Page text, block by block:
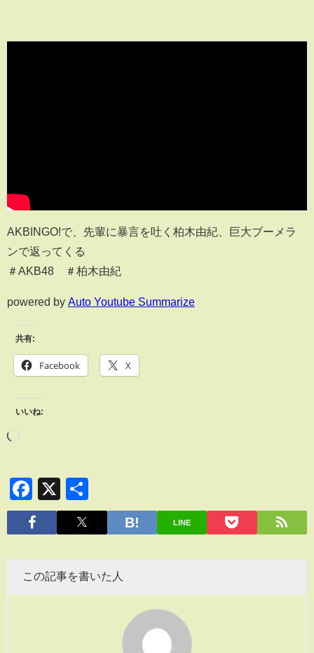
AKBINGO!で、先輩に暴言を吐く柏木由紀、巨大ブーメラ
ンで返ってくる
＃AKB48 ＃柏木由紀
powered by Auto Youtube Summarize
共有:
Facebook X
いいね:
Facebook
X
有
LINE
この記事を書いた人